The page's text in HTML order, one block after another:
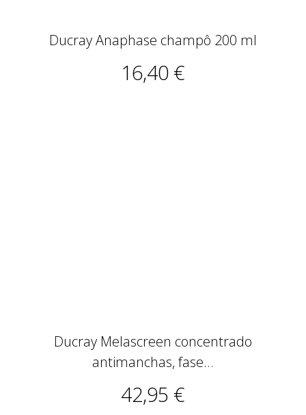
Ducray Anaphase champô 200 ml
16,40 €
Ducray Melascreen concentrado
antimanchas, fase...
42,95 €